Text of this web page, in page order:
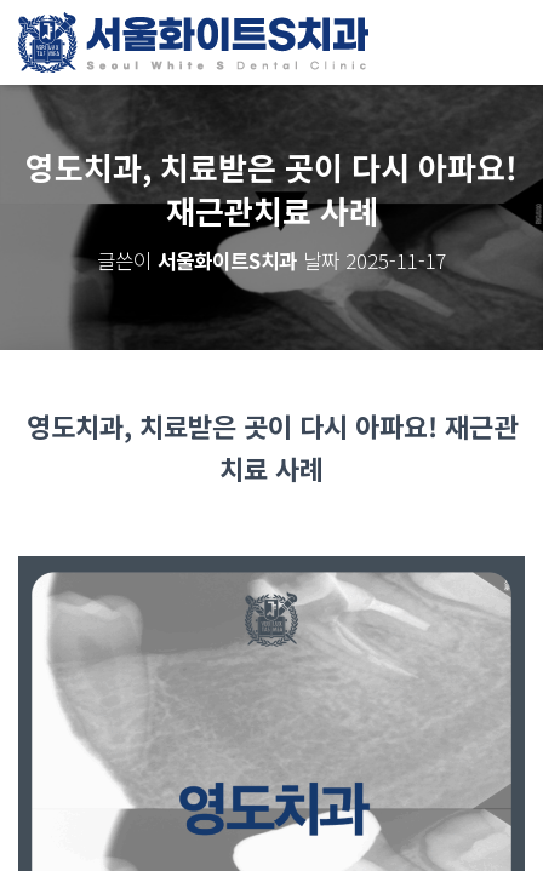
영도치과, 치료받은 곳이 다시 아파요!
재근관치료 사례
글쓴이 서울화이트S치과날짜 2025-11-17
영도치과, 치료받은 곳이 다시 아파요! 재근관
치료 사례